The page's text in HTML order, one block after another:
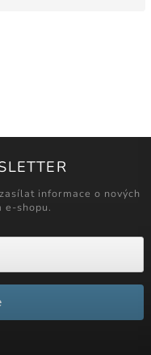
informace o nových
e-shopu.